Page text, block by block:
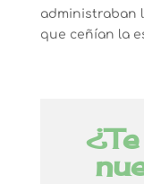
administraban
que ceñían la